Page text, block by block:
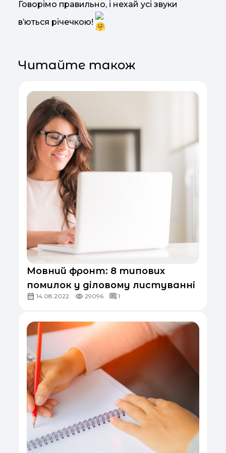
Говорімо правильно, і нехай усі звуки
вʼються річечкою!
Читайте також
Мовний фронт: 8 типових
помилок у діловому листуванні
14.08.2022 29096 1